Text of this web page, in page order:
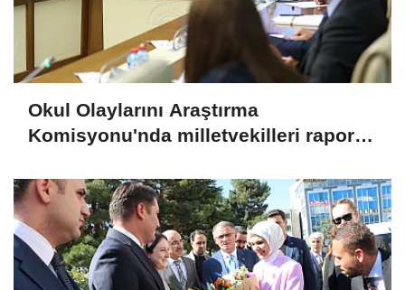
Okul Olaylarını Araştırma
Komisyonu'nda milletvekilleri rapora